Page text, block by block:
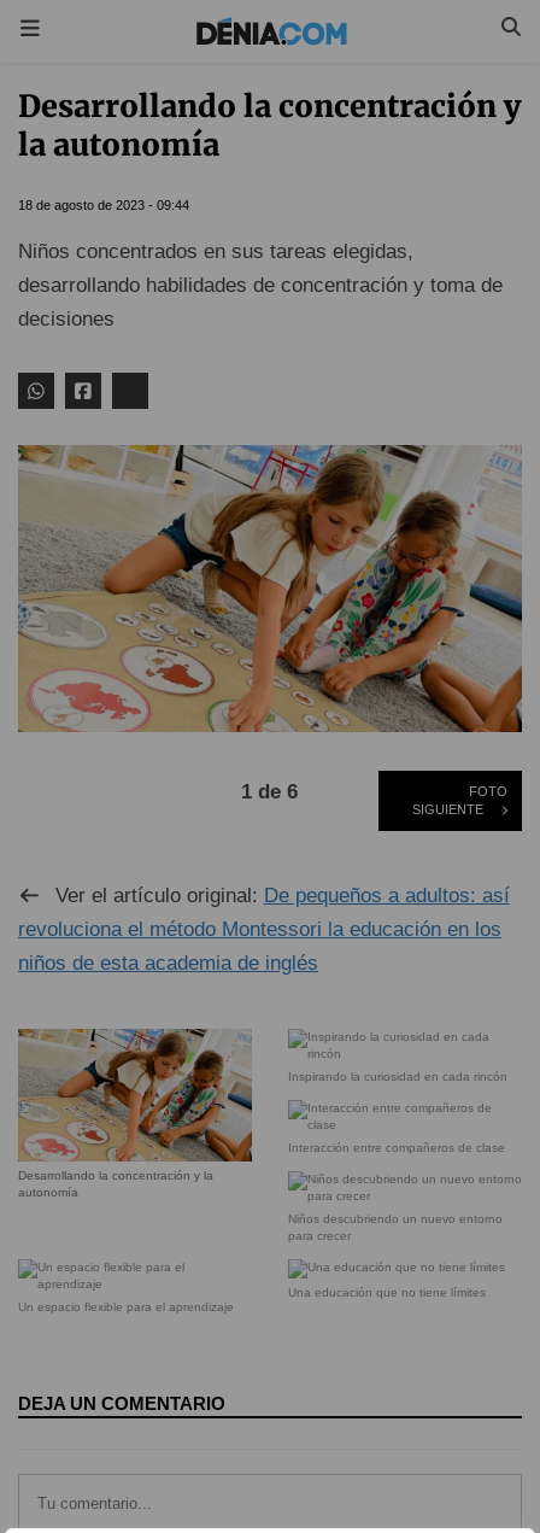
Desarrollando la concentración y
la autonomía
18 de agosto de 2023 - 09:44
Niños concentrados en sus tareas elegidas,
desarrollando habilidades de concentración y toma de
decisiones
1 de 6
FOTO
SIGUIENTE
Ver el artículo original: De pequeños a adultos: así
revoluciona el método Montessori la educación en los
niños de esta academia de inglés
Desarrollando la concentración y la
autonomía
Inspirando la curiosidad en cada rincón
Interacción entre compañeros de clase
Niños descubriendo un nuevo entorno
para crecer
Un espacio flexible para el aprendizaje
Una educación que no tiene límites
DEJA UN COMENTARIO